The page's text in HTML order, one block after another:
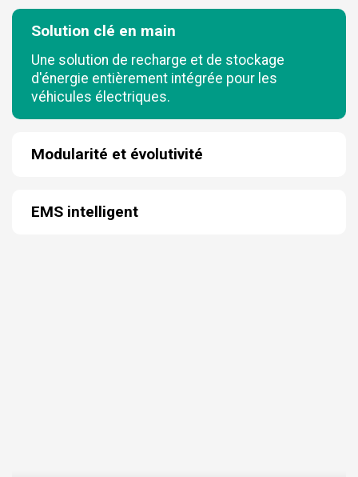
Solution clé en main
Une solution de recharge et de stockage
d'énergie entièrement intégrée pour les
véhicules électriques.
Modularité et évolutivité
EMS intelligent